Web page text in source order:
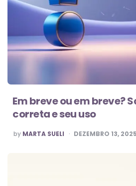
Em breve ou em breve?
correta e seu uso
POSTED
BY
by MARTA SUELI DEZEMBRO 13, 2025